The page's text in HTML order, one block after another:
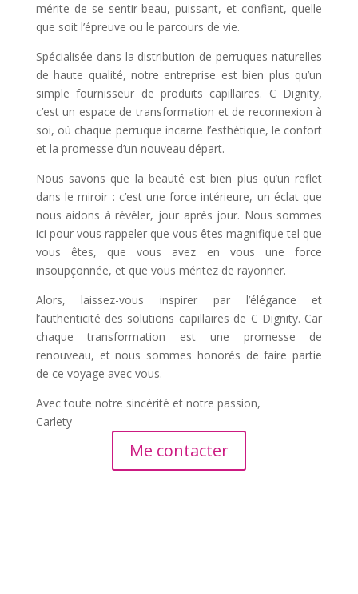
mérite de se sentir beau, puissant, et confiant, quelle
que soit l’épreuve ou le parcours de vie.
Spécialisée dans la distribution de perruques naturelles
de haute qualité, notre entreprise est bien plus qu’un
simple fournisseur de produits capillaires. C Dignity,
c’est un espace de transformation et de reconnexion à
soi, où chaque perruque incarne l’esthétique, le confort
et la promesse d’un nouveau départ.
Nous savons que la beauté est bien plus qu’un reflet
dans le miroir : c’est une force intérieure, un éclat que
nous aidons à révéler, jour après jour. Nous sommes
ici pour vous rappeler que vous êtes magnifique tel que
vous êtes, que vous avez en vous une force
insoupçonnée, et que vous méritez de rayonner.
Alors, laissez-vous inspirer par l’élégance et
l’authenticité des solutions capillaires de C Dignity. Car
chaque transformation est une promesse de
renouveau, et nous sommes honorés de faire partie
de ce voyage avec vous.
Avec toute notre sincérité et notre passion,
Carlety
Me contacter